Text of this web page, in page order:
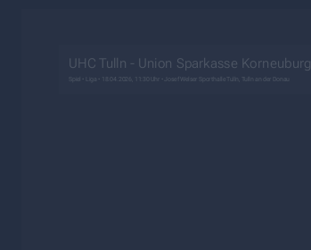
UHC Tulln - Union Sparkasse Korneuburg
Spiel • Liga • 18.04.2026, 11:30 Uhr • Josef Welser Sporthalle Tulln, Tulln an der Donau